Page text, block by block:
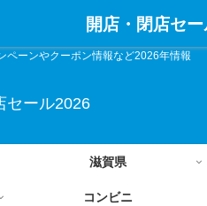
ペーンやクーポン情報など2026年情報
セール2026
滋賀県
コンビニ
開店・閉店セ